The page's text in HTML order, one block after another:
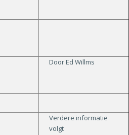
Door Ed Willms
Verdere informatie
volgt